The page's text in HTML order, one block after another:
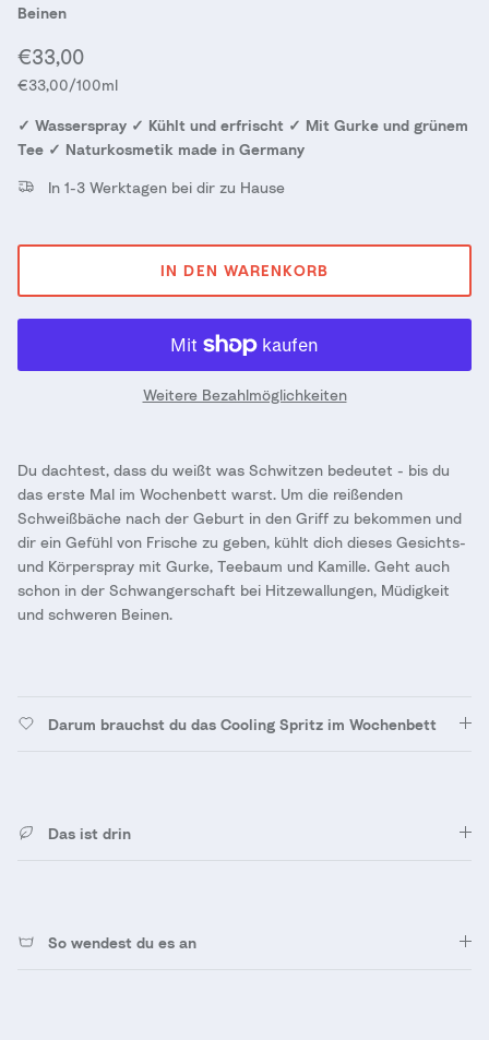
Beinen
Normaler Preis
€33,00
Grundpreis
€33,00/100ml
✓ Wasserspray ✓ Kühlt und erfrischt ✓ Mit Gurke und grünem
Tee ✓ Naturkosmetik made in Germany
In 1-3 Werktagen bei dir zu Hause
IN DEN WARENKORB
Weitere Bezahlmöglichkeiten
Du dachtest, dass du weißt was Schwitzen bedeutet - bis du
das erste Mal im Wochenbett warst. Um die reißenden
Schweißbäche nach der Geburt in den Griff zu bekommen und
dir ein Gefühl von Frische zu geben, kühlt dich dieses Gesichts-
und Körperspray mit Gurke, Teebaum und Kamille. Geht auch
schon in der Schwangerschaft bei Hitzewallungen, Müdigkeit
und schweren Beinen.
Darum brauchst du das Cooling Spritz im Wochenbett
Das ist drin
So wendest du es an